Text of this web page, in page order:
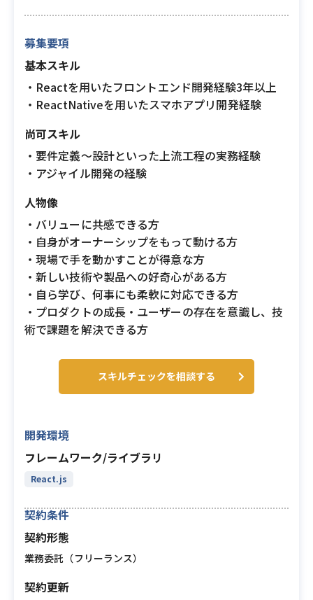
募集要項
基本スキル
・Reactを用いたフロントエンド開発経験3年以上
・ReactNativeを用いたスマホアプリ開発経験
尚可スキル
・要件定義〜設計といった上流工程の実務経験
・アジャイル開発の経験
人物像
・バリューに共感できる方
・自身がオーナーシップをもって動ける方
・現場で手を動かすことが得意な方
・新しい技術や製品への好奇心がある方
・自ら学び、何事にも柔軟に対応できる方
・プロダクトの成長・ユーザーの存在を意識し、技
術で課題を解決できる方
スキルチェックを相談する
開発環境
フレームワーク/ライブラリ
React.js
契約条件
契約形態
業務委託（フリーランス）
契約更新